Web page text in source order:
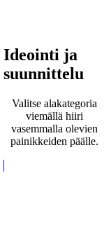
Ideointi ja
suunnittelu
Valitse alakategoria
viemällä hiiri
vasemmalla olevien
painikkeiden päälle.